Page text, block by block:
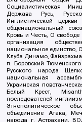
Социалистическая
Держава Русь,
Инглистической церкви
общенациональный
Кровь и Честь, О
организация
национальное единство,
Клуба Динамо,
п. Боровский
Русского народа
национальная
Украинская
Белый Крест,
последователей
Этнополитическое
объединение Атака,
народа г. Астрахани,